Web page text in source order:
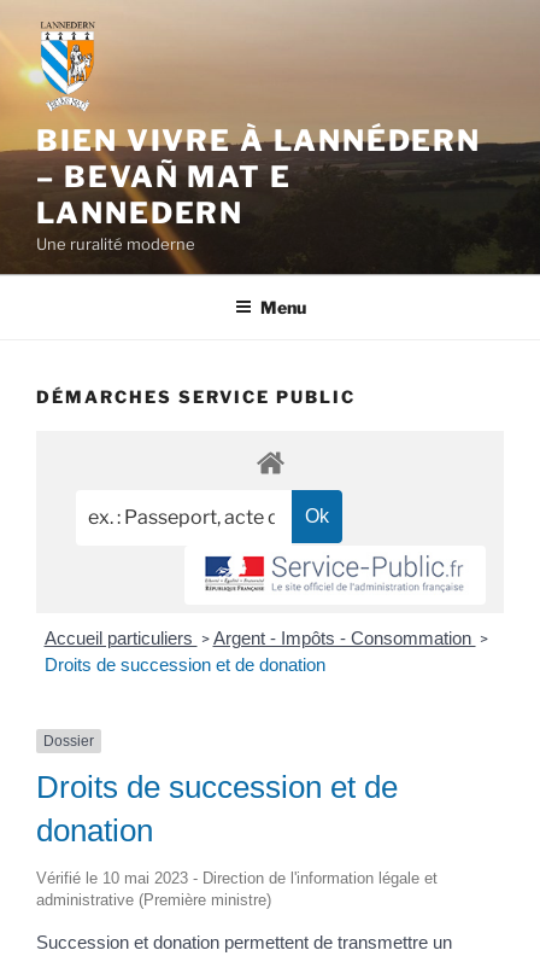
contenu
principal
BIEN VIVRE À LANNÉDERN
– BEVAÑ MAT E
LANNEDERN
Une ruralité moderne
Menu
DÉMARCHES SERVICE PUBLIC
Accueil particuliers > Argent - Impôts - Consommation >
Droits de succession et de donation
Dossier
Droits de succession et de
donation
Vérifié le 10 mai 2023 - Direction de l'information légale et
administrative (Première ministre)
Succession et donation permettent de transmettre un